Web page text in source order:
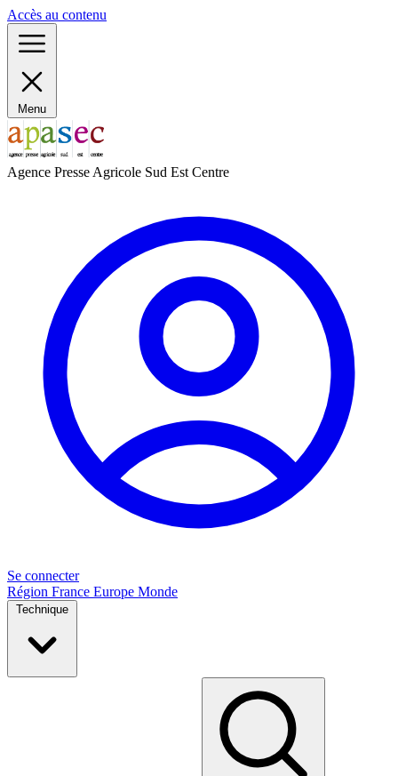
Accès au contenu
Menu
Agence Presse Agricole Sud Est Centre
Se connecter
Région France Europe Monde
Technique
Panneau de gestion des cookies